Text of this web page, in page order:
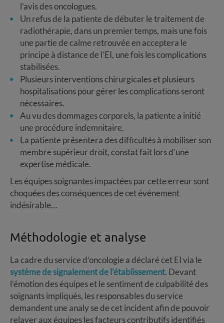
l’avis des oncologues.
Un refus de la patiente de débuter le traitement de
radiothérapie, dans un premier temps, mais une fois
une partie de calme retrouvée en acceptera le
principe à distance de l’EI, une fois les complications
stabilisées.
Plusieurs interventions chirurgicales et plusieurs
hospitalisations pour gérer les complications seront
nécessaires.
Au vu des dommages corporels, la patiente a initié
une procédure indemnitaire.
La patiente présentera des difficultés à mobiliser son
membre supérieur droit, constat fait lors d’une
expertise médicale.
Les équipes soignantes impactées par cette erreur sont
choquées des conséquences de cet événement
indésirable…
Méthodologie et analyse
La cadre du service d’oncologie a déclaré cet EI via le
système de signalement de l’établissement. Devant
l’émotion des équipes et le sentiment de culpabilité des
soignants impliqués, les responsables du service
demandent une analy se de cet incident afin de pouvoir
relayer aux équipes les facteurs contributifs identifiés